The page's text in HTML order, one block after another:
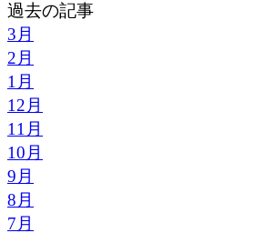
過去の記事
3月
2月
1月
12月
11月
10月
9月
8月
7月